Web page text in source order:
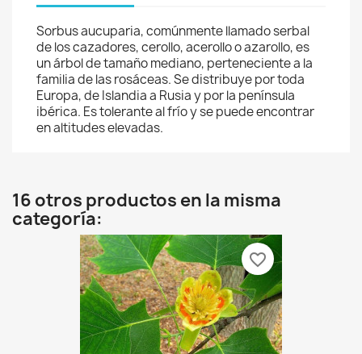
Sorbus aucuparia, comúnmente llamado serbal
de los cazadores, cerollo, acerollo o azarollo, es
un árbol de tamaño mediano, perteneciente a la
familia de las rosáceas. Se distribuye por toda
Europa, de Islandia a Rusia y por la península
ibérica. Es tolerante al frío y se puede encontrar
en altitudes elevadas.
16 otros productos en la misma
categoría:
favorite_border